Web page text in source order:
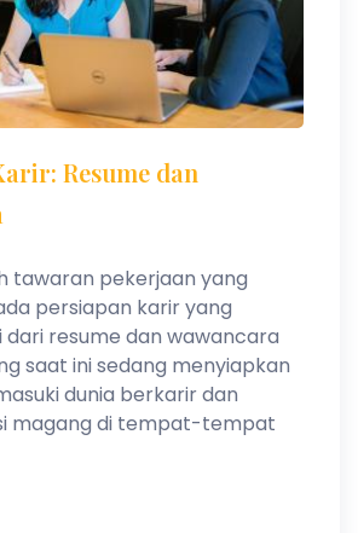
Resume dan
tawaran pekerjaan yang
persiapan karir yang
resume dan wawancara
saat ini sedang menyiapkan
dunia berkarir dan
magang di tempat-tempat